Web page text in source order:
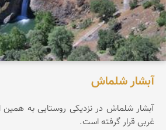
آبشار شلماش
آبشار شلماش در نزدیکی روستایی به همین
غربی قرار گرفته است.